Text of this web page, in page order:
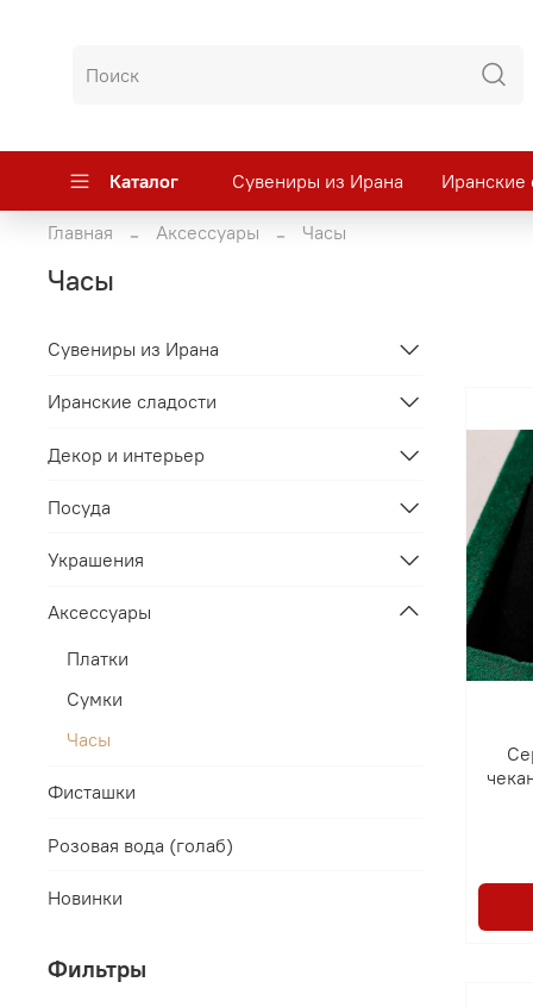
Каталог Сувениры из Ирана Иранские
Главная Аксессуары Часы
Часы
Сувениры из Ирана
Иранские сладости
Декор и интерьер
Посуда
Украшения
Аксессуары
Платки
Сумки
Часы
Фисташки
Розовая вода (голаб)
Новинки
Фильтры